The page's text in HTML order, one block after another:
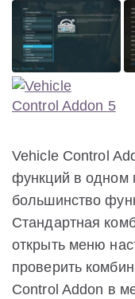
Vehicle Control
функций в
большинство
Стандартная
открыть меню
проверить
Control Addon в